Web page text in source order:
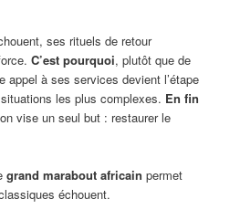
ses rituels de retour
C’est pourquoi, plutôt que de
appel à ses services devient l’étape
les plus complexes. En fin
vise un seul but : restaurer le
grand marabout africain permet
échouent.